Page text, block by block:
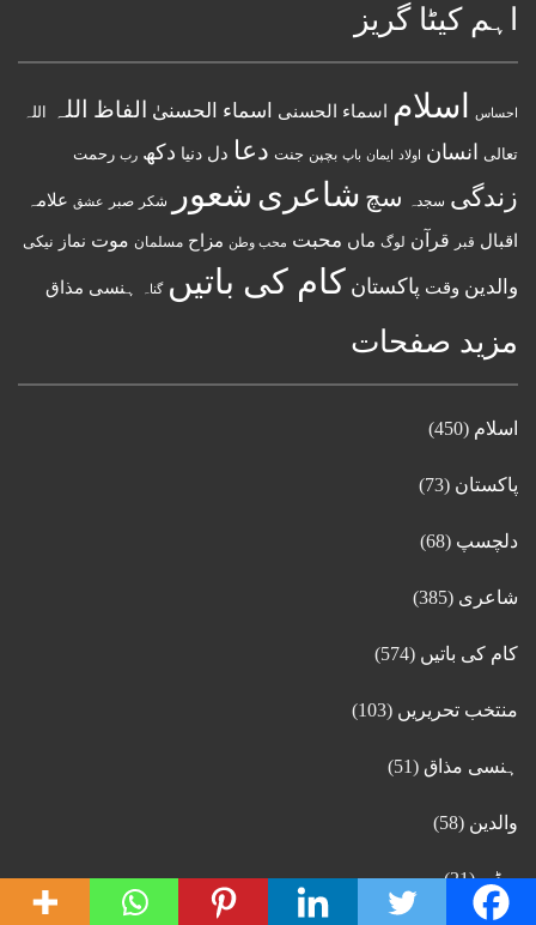
اہم کیٹا گریز
احساس اسلام اسماء الحسنى اسماء الحسنیٰ الفاظ اللہ اللہ
تعالی انسان اولاد ایمان باپ بچپن جنت دعا دل دنیا دکھ رب رحمت
زندگی سجدہ سچ شاعری شعور شکر صبر عشق علامہ
اقبال قبر قرآن لوگ ماں محبت محب وطن مزاح مسلمان موت نماز نیکی
والدین وقت پاکستان کام کی باتیں گناہ ہنسی مذاق
مزید صفحات
اسلام (450)
پاکستان (73)
دلچسپ (68)
شاعری (385)
کام کی باتیں (574)
منتخب تحریریں (103)
ہنسی مذاق (51)
والدین (58)
ویڈیو(21)